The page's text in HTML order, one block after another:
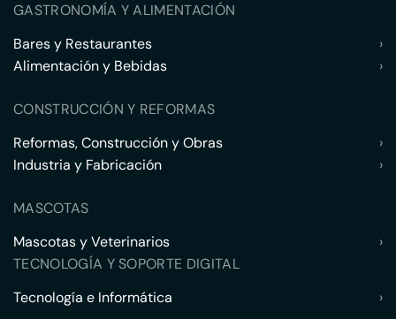
GASTRONOMÍA Y ALIMENTACIÓN
Bares y Restaurantes
›
Alimentación y Bebidas
›
CONSTRUCCIÓN Y REFORMAS
Reformas, Construcción y Obras
›
Industria y Fabricación
›
MASCOTAS
Mascotas y Veterinarios
›
TECNOLOGÍA Y SOPORTE DIGITAL
Tecnología e Informática
›